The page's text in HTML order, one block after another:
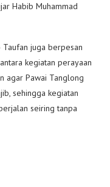
Habib Muhammad
Taufan juga berpesan
kegiatan perayaan
agar Pawai Tanglong
sehingga kegiatan
seiring tanpa